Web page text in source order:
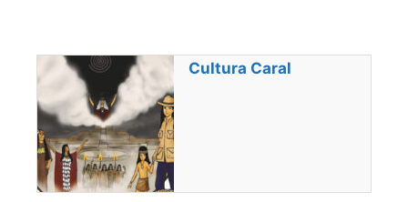
Cultura Caral